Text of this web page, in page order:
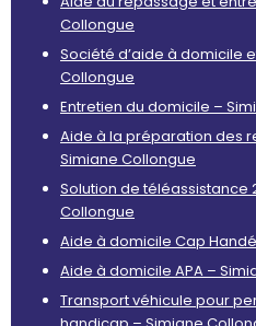
Collongue
Société d’aide à domicile
Collongue
Entretien du domicile –
Aide à la préparation des
Simiane Collongue
Solution de téléassistance
Collongue
Aide à domicile Cap
Aide à domicile APA –
Transport véhicule pour